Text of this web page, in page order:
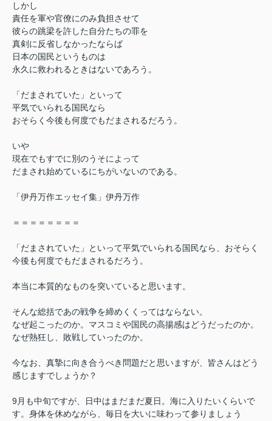
しかし
責任を軍や官僚にのみ負担させて
彼らの跳梁を許した自分たちの罪を
真剣に反省しなかったならば
日本の国民というものは
永久に救われるときはないであろう。
「だまされていた」といって
平気でいられる国民なら
おそらく今後も何度でもだまされるだろう。
いや
現在でもすでに別のうそによって
だまされ始めているにちがいないのである。
「伊丹万作エッセイ集」伊丹万作
＝＝＝＝＝＝＝＝
「だまされていた」といって平気でいられる国民なら、おそらく
今後も何度でもだまされるだろう。
本当に本質的なものを突いていると思います。
そんな総括であの戦争を締めくくってはならない。
なぜ起こったのか。マスコミや国民の高揚感はどうだったのか。
なぜ熱狂し、敗戦していったのか。
今なお、真摯に向き合うべき問題だと思いますが、皆さんはどう
感じますでしょうか？
9月も中旬ですが、日中はまだまだ夏日。海に入りたいくらいで
す。身体を休めながら、毎日を大いに味わって参りましょう